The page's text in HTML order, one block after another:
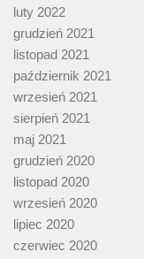
luty 2022
grudzień 2021
listopad 2021
październik 2021
wrzesień 2021
sierpień 2021
maj 2021
grudzień 2020
listopad 2020
wrzesień 2020
lipiec 2020
czerwiec 2020